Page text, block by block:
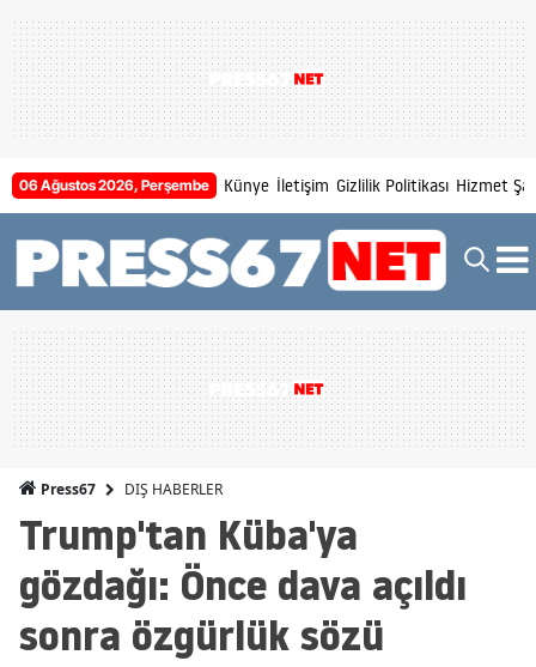
06 Ağustos 2026, Perşembe Künye İletişim Gizlilik Politikası Hizmet
Press67 DIŞ HABERLER
Trump'tan Küba'ya
gözdağı: Önce dava açıldı
sonra özgürlük sözü